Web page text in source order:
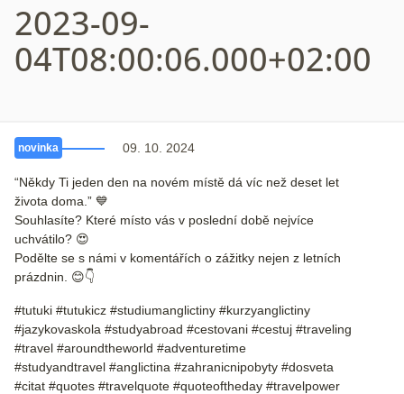
2023-09-
04T08:00:06.000+02:00
novinka 09. 10. 2024
“Někdy Ti jeden den na novém místě dá víc než deset let
života doma.” 💙
Souhlasíte? Které místo vás v poslední době nejvíce
uchvátilo? 😍
Podělte se s námi v komentářích o zážitky nejen z letních
prázdnin. 😊👇
#tutuki #tutukicz #studiumanglictiny #kurzyanglictiny
#jazykovaskola #studyabroad #cestovani #cestuj #traveling
#travel #aroundtheworld #adventuretime
#studyandtravel #anglictina #zahranicnipobyty #dosveta
#citat #quotes #travelquote #quoteoftheday #travelpower